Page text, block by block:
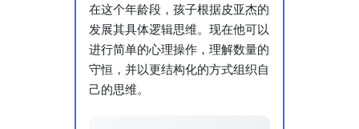
在这个年龄段，孩子根据皮亚杰的
发展其具体逻辑思维。现在他可以
进行简单的心理操作，理解数量的
守恒，并以更结构化的方式组织自
己的思维。